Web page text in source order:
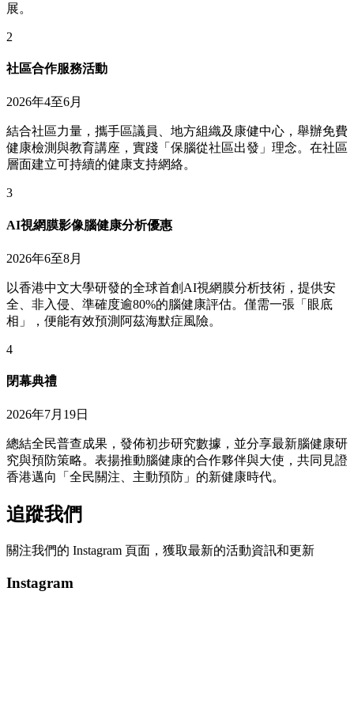
展。
2
社區合作服務活動
2026年4至6月
結合社區力量，攜手區議員、地方組織及康健中心，舉辦免費
健康檢測與教育講座，實踐「保腦從社區出發」理念。在社區
層面建立可持續的健康支持網絡。
3
AI視網膜影像腦健康分析優惠
2026年6至8月
以香港中文大學研發的全球首創AI視網膜分析技術，提供安
全、非入侵、準確度逾80%的腦健康評估。僅需一張「眼底
相」，便能有效預測阿茲海默症風險。
4
閉幕典禮
2026年7月19日
總結全民普查成果，發佈初步研究數據，並分享最新腦健康研
究與預防策略。表揚推動腦健康的合作夥伴與大使，共同見證
香港邁向「全民關注、主動預防」的新健康時代。
追蹤我們
關注我們的 Instagram 頁面，獲取最新的活動資訊和更新
Instagram